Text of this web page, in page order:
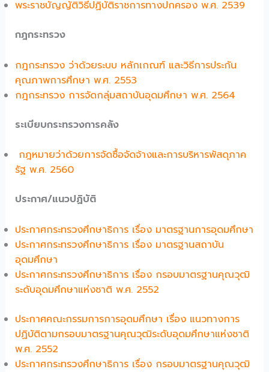
พระราชบัญญัติวิธีปฏิบัติราชการทางปกครอง พ.ศ. 2539
กฎกระทรวง
กฎกระทรวง ว่าด้วยระบบ หลักเกณฑ์ และวิธีการประกัน
คุณภาพการศึกษา พ.ศ. 2553
กฎกระทรวง การจัดกลุ่มสถาบันอุดมศึกษา พ.ศ. 2564
ระเบียบกระทรวงการคลัง
กฎหมายว่าด้วยการจัดซื้อจัดจ้างและการบริหารพัสดุภาค
รัฐ พ.ศ. 2560
ประกาศ/แนวปฏิบัติ
ประกาศกระทรวงศึกษาธิการ เรื่อง มาตรฐานการอุดมศึกษา
ประกาศกระทรวงศึกษาธิการ เรื่อง มาตรฐานสถาบัน
อุดมศึกษา
ประกาศกระทรวงศึกษาธิการ เรื่อง กรอบมาตรฐานคุณวุฒิ
ระดับอุดมศึกษาแห่งชาติ พ.ศ. 2552
ประกาศคณะกรรมการการอุดมศึกษา เรื่อง แนวทางการ
ปฏิบัติตามกรอบมาตรฐานคุณวุฒิระดับอุดมศึกษาแห่งชาติ
พ.ศ. 2552
ประกาศกระทรวงศึกษาธิการ เรื่อง กรอบมาตรฐานคุณวุฒิ